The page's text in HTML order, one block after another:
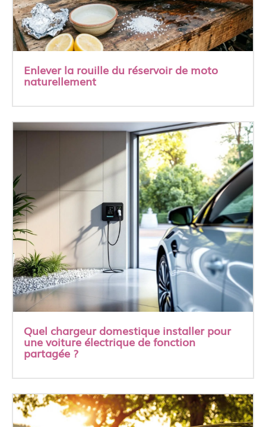
Enlever la rouille du réservoir de moto
naturellement
Quel chargeur domestique installer pour
une voiture électrique de fonction
partagée ?